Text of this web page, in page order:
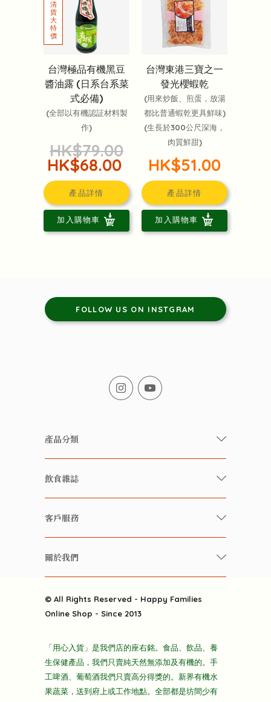
台灣極品有機黑豆
醬油露 (日系台系菜
式必備)
(全部以有機認証材料製
作)
HK$79.00
HK$68.00
產品詳情
加入購物車
台灣東港三寶之一
發光櫻蝦乾
(用來炒飯、煎蛋，放湯
都比普通蝦乾更具鮮味)
(生長於300公尺深海，
肉質鮮甜)
HK$51.00
產品詳情
加入購物車
FOLLOW US ON INSTGRAM
產品分類
有機/無農藥新鮮蔬果
有機 / 無添加飲品
養生保健好東西
酒類
雜貨部
折上折大特價
主頁
飲食雜誌
快樂家庭 飲食雜誌
雲南搜食記
粒粒皆辛苦
快樂電視台
客戶服務
常見問題
關於我們
送貨
隱私政策
© All Rights Reserved - Happy Families
Online Shop - Since 2013
「用心入貨」是我們店的座右銘。食品、飲品、養
生保健產品，我們只賣純天然無添加及有機的。手
工啤酒、葡萄酒我們只賣高分得獎的。新界有機水
果蔬菜，送到府上或工作地點。全部都是坊間少有